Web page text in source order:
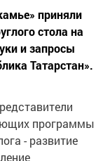
приняли
стола на
и запросы
Татарстан».
программы
- развитие